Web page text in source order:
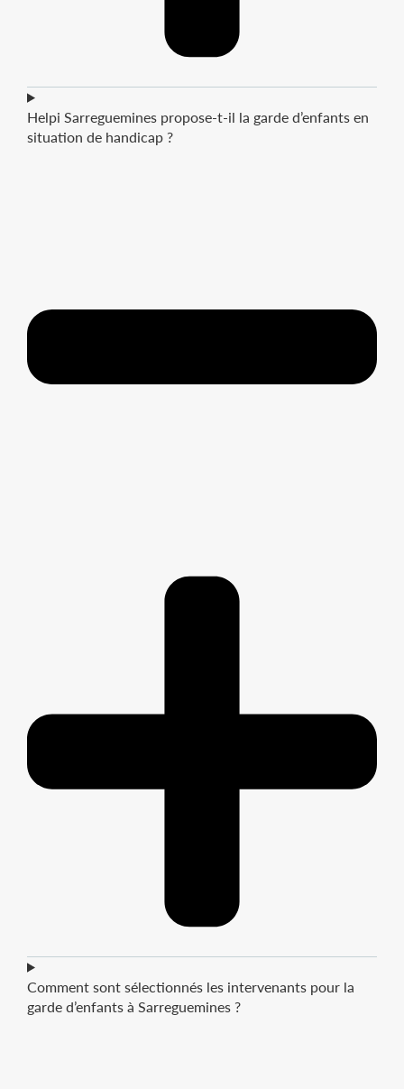
Helpi Sarreguemines propose-t-il la garde d’enfants en
situation de handicap ?
Comment sont sélectionnés les intervenants pour la
garde d’enfants à Sarreguemines ?